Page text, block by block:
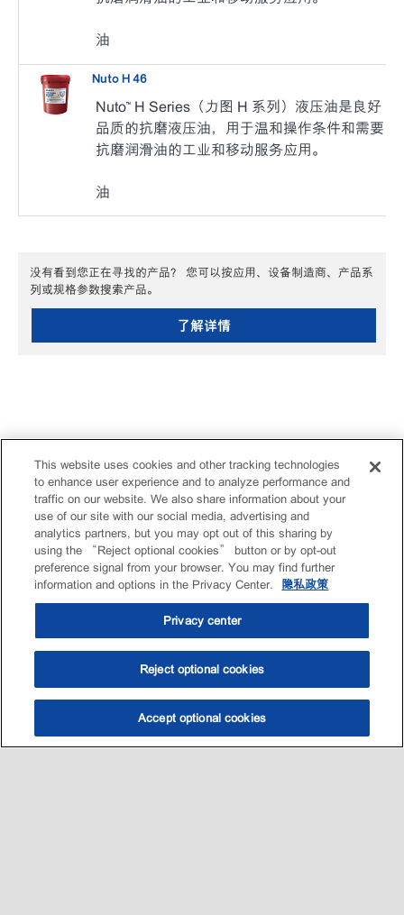
选油助手 查找门店
油
Nuto H 46
Nuto™ H Series（力图 H 系列）液压油是良好
品质的抗磨液压油，用于温和操作条件和需要
抗磨润滑油的工业和移动服务应用。
油
没有看到您正在寻找的产品？ 您可以按应用、设备制造商、产品系
列或规格参数搜索产品。
了解详情
This website uses cookies and other tracking technologies
to enhance user experience and to analyze performance and
traffic on our website. We also share information about your
use of our site with our social media, advertising and
analytics partners, but you may opt out of this sharing by
using the “Reject optional cookies” button or by opt-out
preference signal from your browser. You may find further
information and options in the Privacy Center.
隐私政策
Privacy center
Reject optional cookies
Accept optional cookies